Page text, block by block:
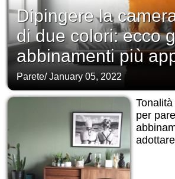
Dipingere la
di due colori: ecco
abbinamenti più
Parete/January 05, 2022
per